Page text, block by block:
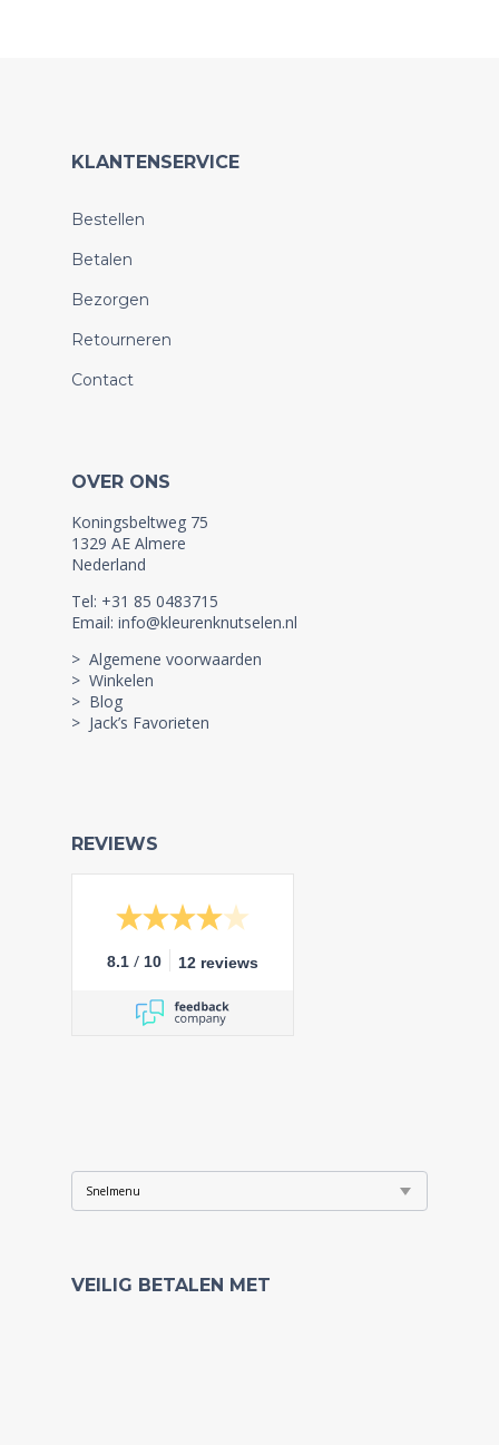
KLANTENSERVICE
Bestellen
Betalen
Bezorgen
Retourneren
Contact
OVER ONS
Koningsbeltweg 75
1329 AE Almere
Nederland
Tel: +31 85 0483715
Email: info@kleurenknutselen.nl
> Algemene voorwaarden
> Winkelen
> Blog
> Jack’s Favorieten
REVIEWS
8.1 / 10 12 reviews
VEILIG BETALEN MET